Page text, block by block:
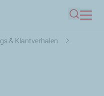
Zoeken
& Klantverhalen